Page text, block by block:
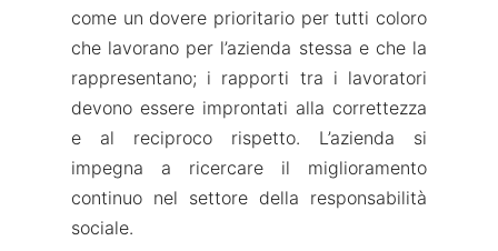
come un dovere prioritario per tutti coloro
che lavorano per l’azienda stessa e che la
rappresentano; i rapporti tra i lavoratori
devono essere improntati alla correttezza
e al reciproco rispetto. L’azienda si
impegna a ricercare il miglioramento
continuo nel settore della responsabilità
sociale.